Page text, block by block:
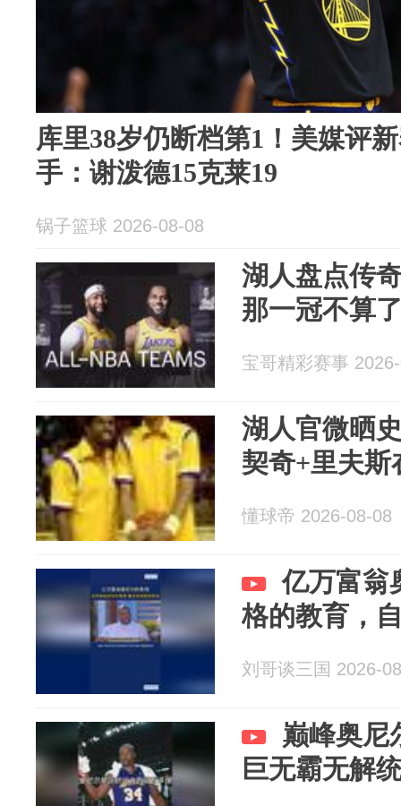
库里38岁仍断档第1！美媒评
手：谢泼德15克莱19
锅子篮球 2026-08-08
湖人盘点传
那一冠不算
宝哥精彩赛事
湖人官微晒
契奇+里夫斯
懂球帝 2026-08-08
亿万富翁
格的教育，
刘哥谈三国 2026-
巅峰奥尼
巨无霸无解